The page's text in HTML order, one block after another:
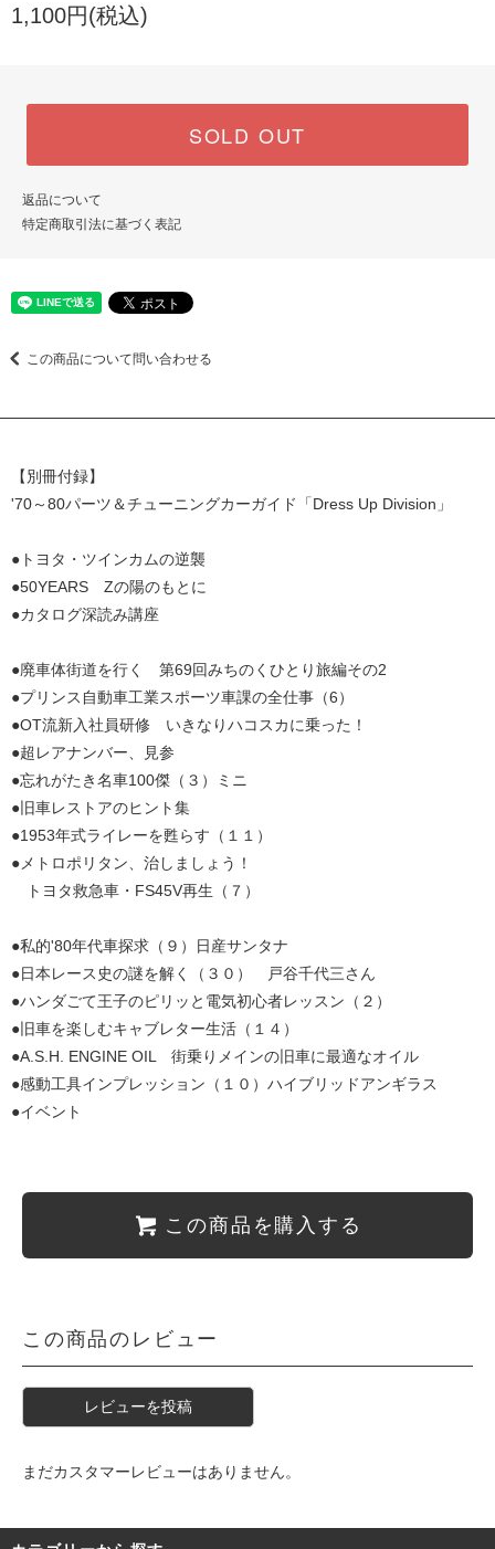
1,100円(税込)
SOLD OUT
返品について
特定商取引法に基づく表記
この商品について問い合わせる
【別冊付録】
'70～80パーツ＆チューニングカーガイド「Dress Up Division」
●トヨタ・ツインカムの逆襲
●50YEARS Zの陽のもとに
●カタログ深読み講座
●廃車体街道を行く 第69回みちのくひとり旅編その2
●プリンス自動車工業スポーツ車課の全仕事（6）
●OT流新入社員研修 いきなりハコスカに乗った！
●超レアナンバー、見参
●忘れがたき名車100傑（３）ミニ
●旧車レストアのヒント集
●1953年式ライレーを甦らす（１１）
●メトロポリタン、治しましょう！
トヨタ救急車・FS45V再生（７）
●私的'80年代車探求（９）日産サンタナ
●日本レース史の謎を解く（３０） 戸谷千代三さん
●ハンダごて王子のピリッと電気初心者レッスン（２）
●旧車を楽しむキャブレター生活（１４）
●A.S.H. ENGINE OIL 街乗りメインの旧車に最適なオイル
●感動工具インプレッション（１０）ハイブリッドアンギラス
●イベント
この商品を購入する
この商品のレビュー
レビューを投稿
まだカスタマーレビューはありません。